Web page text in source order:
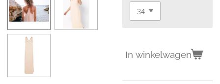
In winkelwagen